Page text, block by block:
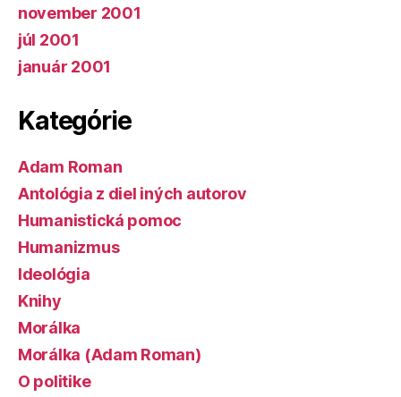
november 2001
júl 2001
január 2001
Kategórie
Adam Roman
Antológia z diel iných autorov
Humanistická pomoc
Humanizmus
Ideológia
Knihy
Morálka
Morálka (Adam Roman)
O politike